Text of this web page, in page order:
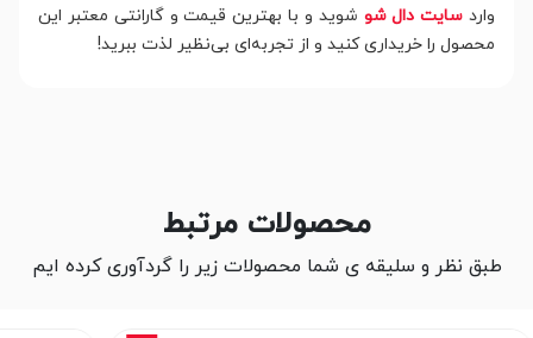
وارد سایت دال شو شوید و با بهترین قیمت و گارانتی معتبر این
محصول را خریداری کنید و از تجربه‌ای بی‌نظیر لذت ببرید!
محصولات مرتبط
طبق نظر و سلیقه ی شما محصولات زیر را گردآوری کرده ایم